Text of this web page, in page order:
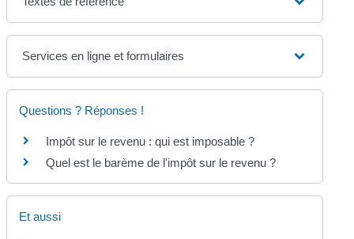
Services en ligne et formulaires
Questions ? Réponses !
Impôt sur le revenu : qui est imposable ?
Quel est le barème de l'impôt sur le revenu ?
Et aussi